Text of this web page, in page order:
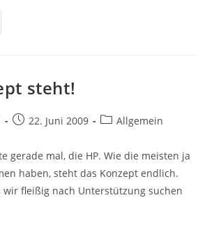
steht!
Beitrag22. Juni 2009
Beitrags-
Allgemein
gerade mal, die HP. Wie die meisten ja
haben, steht das Konzept endlich.
wir fleißig nach Unterstützung suchen